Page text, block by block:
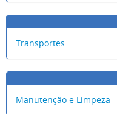
Transportes
Manutenção e Limpeza